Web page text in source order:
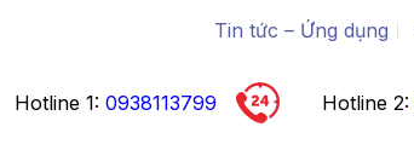
Tin tức – Ứng dụng
Hotline 1:0938113799 Hotline 2: